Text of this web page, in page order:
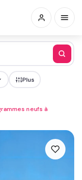
Plus
neufs à